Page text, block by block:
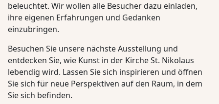
beleuchtet. Wir wollen alle Besucher dazu einladen,
ihre eigenen Erfahrungen und Gedanken
einzubringen.
Besuchen Sie unsere nächste Ausstellung und
entdecken Sie, wie Kunst in der Kirche St. Nikolaus
lebendig wird. Lassen Sie sich inspirieren und öffnen
Sie sich für neue Perspektiven auf den Raum, in dem
Sie sich befinden.